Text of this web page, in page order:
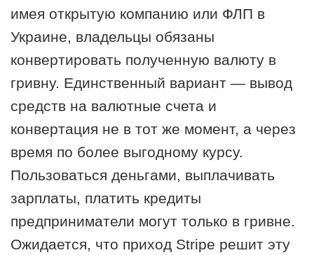
имея открытую компанию или ФЛП в
Украине, владельцы обязаны
конвертировать полученную валюту в
гривну. Единственный вариант — вывод
средств на валютные счета и
конвертация не в тот же момент, а через
время по более выгодному курсу.
Пользоваться деньгами, выплачивать
зарплаты, платить кредиты
предприниматели могут только в гривне.
Ожидается, что приход Stripe решит эту